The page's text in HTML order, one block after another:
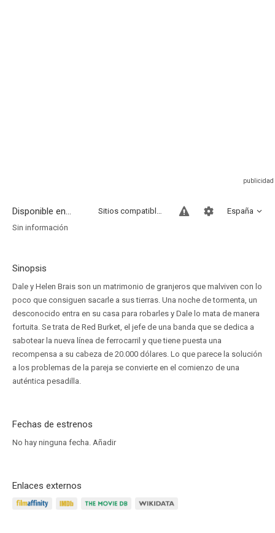
Disponible en... España
Sitios compatibles
Sin información
Sinopsis
Dale y Helen Brais son un matrimonio de granjeros que malviven con lo
poco que consiguen sacarle a sus tierras. Una noche de tormenta, un
desconocido entra en su casa para robarles y Dale lo mata de manera
fortuita. Se trata de Red Burket, el jefe de una banda que se dedica a
sabotear la nueva línea de ferrocarril y que tiene puesta una
recompensa a su cabeza de 20.000 dólares. Lo que parece la solución
a los problemas de la pareja se convierte en el comienzo de una
auténtica pesadilla.
Fechas de estrenos
No hay ninguna fecha. Añadir
Enlaces externos